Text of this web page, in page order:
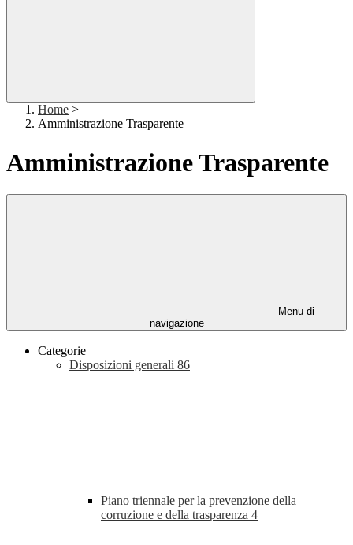
Home >
Amministrazione Trasparente
Amministrazione Trasparente
Menu di
navigazione
Categorie
Disposizioni generali 86
Piano triennale per la prevenzione della
corruzione e della trasparenza 4